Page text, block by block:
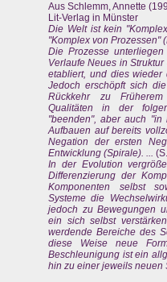
Aus Schlemm, Annette
Lit-Verlag in Münster
Die Welt ist kein
"Komplex von Prozessen"
Die Prozesse
Verlaufe Neues in
etabliert, und dies wieder
Jedoch erschöpft sich
Rückkehr zu
Qualitäten in der
"beenden", aber auch "in
Aufbauen auf bereits
Negation der ersten
Entwicklung (Spirale). ...
In der Evolution
Differenzierung der
Komponenten selbst
Systeme die
jedoch zu Bewegungen
ein sich selbst
werdende Bereiche des
diese Weise neue
Beschleunigung ist ein
hin zu einer jeweils neuen